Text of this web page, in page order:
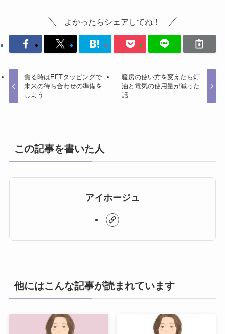
よかったらシェアしてね！
焦る時はEFTタッピングで
未来の待ち合わせの準備を
しよう
暖房の使い方を変えたら灯
油と電気の使用量が減った
話
この記事を書いた人
アイホージュ
他にはこんな記事が読まれています